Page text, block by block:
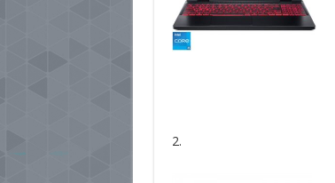
2.